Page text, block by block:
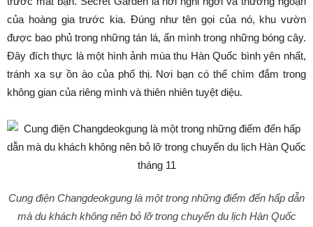
của hoàng gia trước kia. Đúng như tên gọi của nó, khu vườn
được bao phủ trong những tán lá, ẩn mình trong những bóng cây.
Đây đích thực là một hình ảnh mùa thu Hàn Quốc bình yên nhất,
tránh xa sự ồn ào của phố thị. Nơi bạn có thể chìm đắm trong
không gian của riêng mình và thiên nhiên tuyệt diệu.
Cung điện Changdeokgung là một trong những điểm đến hấp dẫn
mà du khách không nên bỏ lỡ trong chuyến du lịch Hàn Quốc